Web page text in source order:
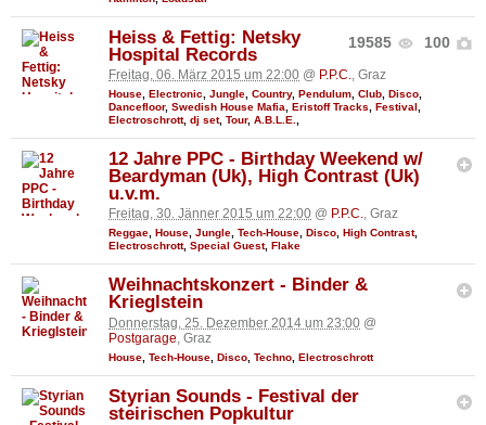
19585 100
Heiss & Fettig: Netsky
Hospital Records
Freitag, 06. März 2015 um 22:00 @ P.P.C., Graz
House Electronic Jungle Country, Pendulum Club Disco
Dancefloor, Swedish House Mafia Eristoff Tracks Festival
Electroschrott, dj set, Tour, A.B.L.E.
12 Jahre PPC - Birthday Weekend w/
Beardyman (Uk), High Contrast (Uk)
u.v.m.
Freitag, 30. Jänner 2015 um 22:00 @ P.P.C., Graz
Reggae, House, Jungle, Tech-House, Disco, High Contrast,
Electroschrott, Special Guest, Flake
Weihnachtskonzert - Binder &
Krieglstein
Donnerstag, 25. Dezember 2014 um 23:00 @
Postgarage, Graz
House Tech-House Disco Techno Electroschrott
Styrian Sounds - Festival der
steirischen Popkultur